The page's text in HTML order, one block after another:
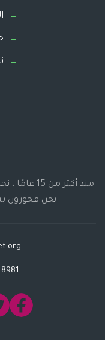
منذ أكثر
نحن فخورون